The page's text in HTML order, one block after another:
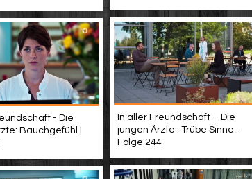
In aller Freundschaft – Die
jungen Ärzte : Trübe Sinne :
Folge 244
- Die
Bauchgefühl |